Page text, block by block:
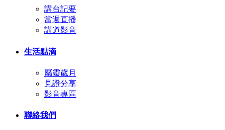
講台記要
當週直播
講道影音
生活點滴
屬靈歲月
見證分享
影音專區
聯絡我們